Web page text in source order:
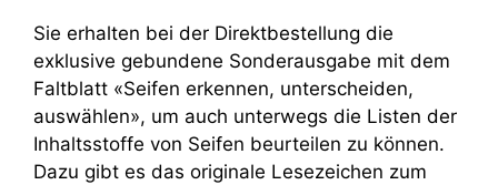
Sie erhalten bei der Direktbestellung die
exklusive gebundene Sonderausgabe mit dem
Faltblatt «Seifen erkennen, unterscheiden,
auswählen», um auch unterwegs die Listen der
Inhaltsstoffe von Seifen beurteilen zu können.
Dazu gibt es das originale Lesezeichen zum